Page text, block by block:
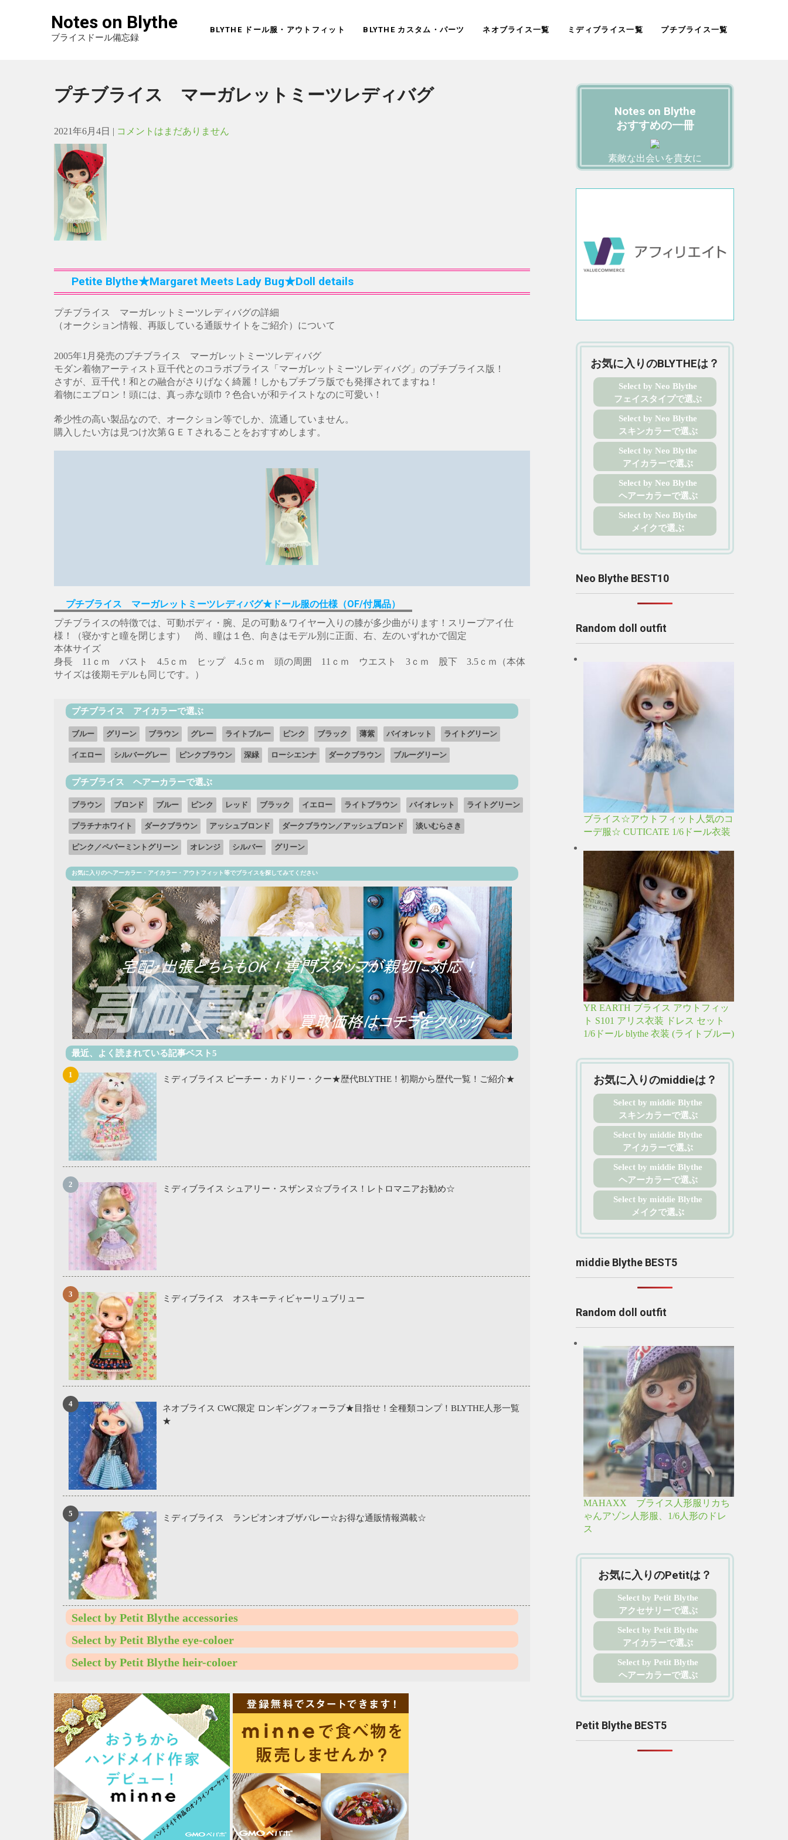
Notes on Blythe
ブライスドール備忘録
BLYTHE ドール服・アウトフィット BLYTHE カスタム・パーツ ネオブライス一覧 ミディブライス一覧 プチブライス一覧
プチブライス マーガレットミーツレディバグ
2021年6月4日 | コメントはまだありません
Petite Blythe★Margaret Meets Lady Bug★Doll details
プチブライス マーガレットミーツレディバグの詳細
（オークション情報、再販している通販サイトをご紹介）について
2005年1月発売のプチブライス マーガレットミーツレディバグ
モダン着物アーティスト豆千代とのコラボブライス「マーガレットミーツレディバグ」のプチブライス版！
さすが、豆千代！和との融合がさりげなく綺麗！しかもプチブラ版でも発揮されてますね！
着物にエプロン！頭には、真っ赤な頭巾？色合いが和テイストなのに可愛い！
希少性の高い製品なので、オークション等でしか、流通していません。
購入したい方は見つけ次第ＧＥＴされることをおすすめします。
プチブライス マーガレットミーツレディバグ★ドール服の仕様（OF/付属品）
プチブライスの特徴では、可動ボディ・腕、足の可動＆ワイヤー入りの膝が多少曲がります！スリープアイ仕
様！（寝かすと瞳を閉じます） 尚、瞳は１色、向きはモデル別に正面、右、左のいずれかで固定
本体サイズ
身長 11ｃｍ バスト 4.5ｃｍ ヒップ 4.5ｃｍ 頭の周囲 11ｃｍ ウエスト 3ｃｍ 股下 3.5ｃｍ（本体
サイズは後期モデルも同じです。）
プチブライス アイカラーで選ぶ
ブルー グリーン ブラウン グレー ライトブルー ピンク ブラック 薄紫 バイオレット ライトグリーン
イエロー シルバーグレー ピンクブラウン 深緑 ローシエンナ ダークブラウン ブルーグリーン
プチブライス ヘアーカラーで選ぶ
ブラウン ブロンド ブルー ピンク レッド ブラック イエロー ライトブラウン バイオレット ライトグリーン
プラチナホワイト ダークブラウン アッシュブロンド ダークブラウン／アッシュブロンド 淡いむらさき
ピンク／ペパーミントグリーン オレンジ シルバー グリーン
お気に入りのヘアーカラー・アイカラー・アウトフィット等でブライスを探してみてください
最近、よく読まれている記事ベスト5
ミディブライス ピーチー・カドリー・クー★歴代BLYTHE！初期から歴代一覧！ご紹介★
ミディブライス シュアリー・スザンヌ☆ブライス！レトロマニアお勧め☆
ミディブライス オスキーティビャーリュブリュー
ネオブライス CWC限定 ロンギングフォーラブ★目指せ！全種類コンプ！BLYTHE人形一覧
★
ミディブライス ランピオンオブザバレー☆お得な通販情報満載☆
Select by Petit Blythe accessories
Select by Petit Blythe eye-coloer
Select by Petit Blythe heir-coloer
Notes on Blythe
おすすめの一冊
素敵な出会いを貴女に
お気に入りのBLYTHEは？
Select by Neo Blythe
フェイスタイプで選ぶ
Select by Neo Blythe
スキンカラーで選ぶ
Select by Neo Blythe
アイカラーで選ぶ
Select by Neo Blythe
ヘアーカラーで選ぶ
Select by Neo Blythe
メイクで選ぶ
Neo Blythe BEST10
Random doll outfit
ブライス☆アウトフィット人気のコ
ーデ服☆ CUTICATE 1/6ドール衣装
YR EARTH ブライス アウトフィッ
ト S101 アリス衣装 ドレス セット
1/6ドール blythe 衣装 (ライトブルー)
お気に入りのmiddieは？
Select by middie Blythe
スキンカラーで選ぶ
Select by middie Blythe
アイカラーで選ぶ
Select by middie Blythe
ヘアーカラーで選ぶ
Select by middie Blythe
メイクで選ぶ
middie Blythe BEST5
Random doll outfit
MAHAXX ブライス人形服リカち
ゃんアゾン人形服、1/6人形のドレ
ス
お気に入りのPetitは？
Select by Petit Blythe
アクセサリーで選ぶ
Select by Petit Blythe
アイカラーで選ぶ
Select by Petit Blythe
ヘアーカラーで選ぶ
Petit Blythe BEST5